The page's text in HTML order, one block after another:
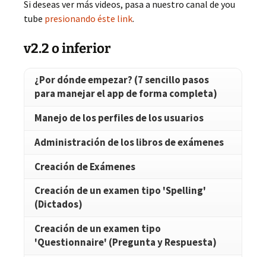
Si deseas ver más videos, pasa a nuestro canal de you
tube presionando éste link.
v2.2 o inferior
¿Por dónde empezar? (7 sencillo pasos
para manejar el app de forma completa)
Manejo de los perfiles de los usuarios
Administración de los libros de exámenes
Creación de Exámenes
Creación de un examen tipo 'Spelling'
(Dictados)
Creación de un examen tipo
'Questionnaire' (Pregunta y Respuesta)